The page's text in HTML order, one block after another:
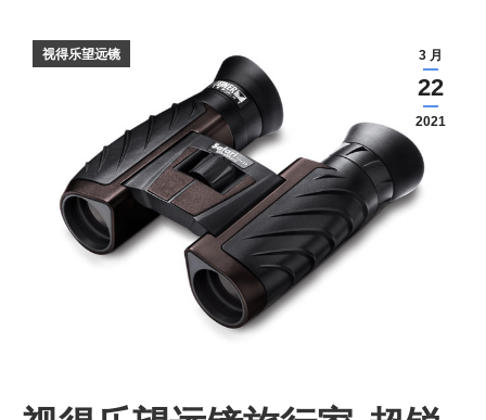
3 月
22
2021
视得乐望远镜